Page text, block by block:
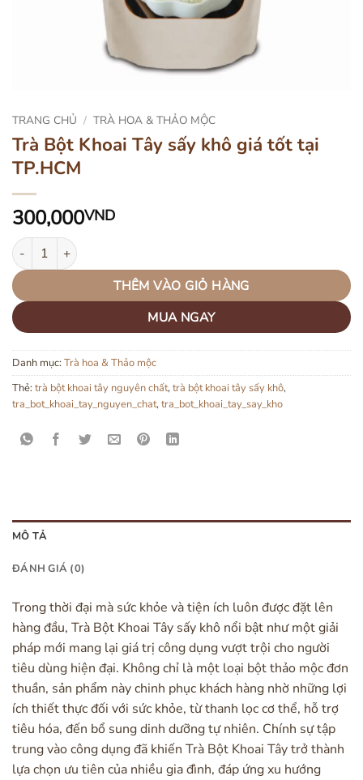
TRANG CHỦ / TRÀ HOA & THẢO MỘC
Trà Bột Khoai Tây sấy khô giá tốt tại
TP.HCM
300,000VND
Trà Bột Khoai Tây sấy khô giá tốt tại TP.HCM số lượng
THÊM VÀO GIỎ HÀNG
MUA NGAY
Danh mục:Trà hoa & Thảo mộc
Thẻ:trà bột khoai tây nguyên chất, trà bột khoai tây sấy khô,
tra_bot_khoai_tay_nguyen_chat, tra_bot_khoai_tay_say_kho
MÔ TẢ
ĐÁNH GIÁ (0)
Trong thời đại mà sức khỏe và tiện ích luôn được đặt lên
hàng đầu, Trà Bột Khoai Tây sấy khô nổi bật như một giải
pháp mới mang lại giá trị công dụng vượt trội cho người
tiêu dùng hiện đại. Không chỉ là một loại bột thảo mộc đơn
thuần, sản phẩm này chinh phục khách hàng nhờ những lợi
ích thiết thực đối với sức khỏe, từ thanh lọc cơ thể, hỗ trợ
tiêu hóa, đến bổ sung dinh dưỡng tự nhiên. Chính sự tập
trung vào công dụng đã khiến Trà Bột Khoai Tây trở thành
lựa chọn ưu tiên của nhiều gia đình, đáp ứng xu hướng